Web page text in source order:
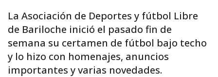
La Asociación de Deportes y fútbol Libre
de Bariloche inició el pasado fin de
semana su certamen de fútbol bajo techo
y lo hizo con homenajes, anuncios
importantes y varias novedades.